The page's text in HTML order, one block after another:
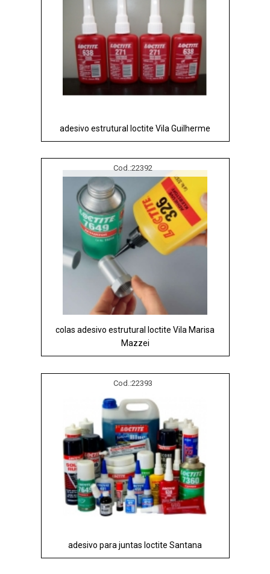
adesivo estrutural loctite Vila Guilherme
Cod.:22392
colas adesivo estrutural loctite Vila Marisa
Mazzei
Cod.:22393
adesivo para juntas loctite Santana